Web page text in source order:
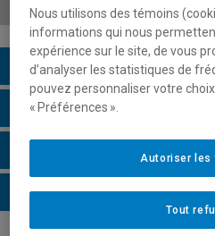
Description du cours
Horaire - Été 2026
Horaire - Automne 2026
Horaire - Hiver 2027
Nous utilisons des témoins
informations qui nous
expérience sur le site, de vous
d’analyser les statistiques de
pouvez personnaliser votre
« Préférences ».
Tout
Autoriser les